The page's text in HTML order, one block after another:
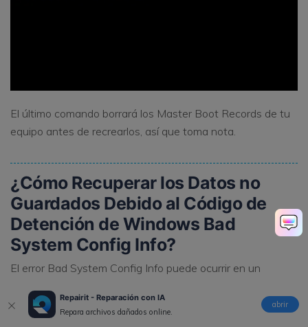
Repairit - Reparación con IA
Repara archivos dañados online.
abrir
El último comando borrará los Master Boot Records de tu
equipo antes de recrearlos, así que toma nota.
¿Cómo Recuperar los Datos no
Guardados Debido al Código de
Detención de Windows Bad
System Config Info?
El error Bad System Config Info puede ocurrir en un
puedes tener datos que no han sido guardados. Estos
datos o archivos pueden perderse como resultado. ¿Sabes